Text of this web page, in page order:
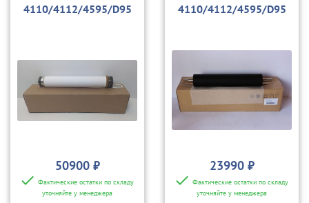
4110/4112/4595/D95
50900 ₽
Фактические остатки по складу
уточняйте у менеджера
4110/4112/4595/D95
23990 ₽
Фактические остатки по складу
уточняйте у менеджера